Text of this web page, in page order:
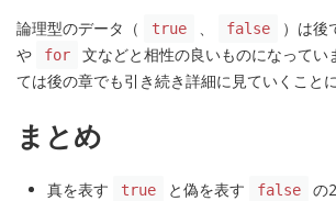
論理型のデータ（
true false ）は後
や
for
文などと相性の良いものになってい
ては後の章でも引き続き詳細に見ていくこと
まとめ
真を表す true と偽を表す false
の